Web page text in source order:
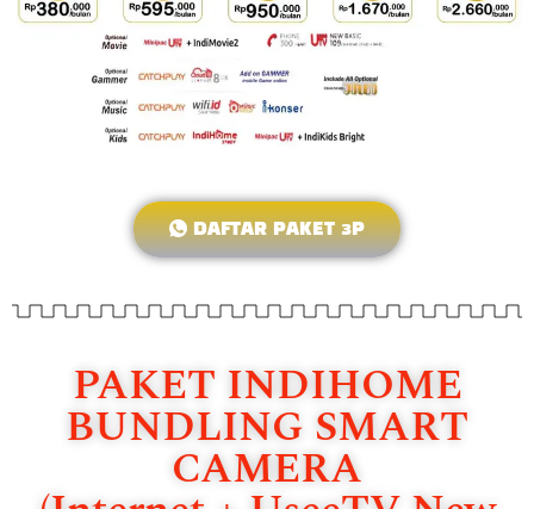
DAFTAR PAKET 3P
PAKET INDIHOME
BUNDLING SMART
CAMERA